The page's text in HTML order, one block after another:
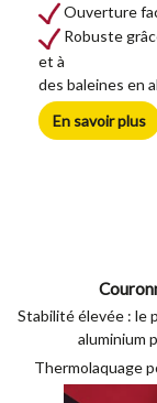
Ouverture
Robuste
et à
des baleines en
En savoir plus
Stabilité élevée : le
aluminium
Thermolaquage